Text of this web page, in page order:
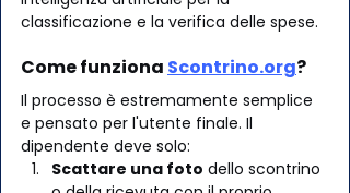
classificazione e la verifica delle spese.
Come funziona Scontrino.org?
Il processo è estremamente semplice
e pensato per l'utente finale. Il
dipendente deve solo:
Scattare una foto dello scontrino